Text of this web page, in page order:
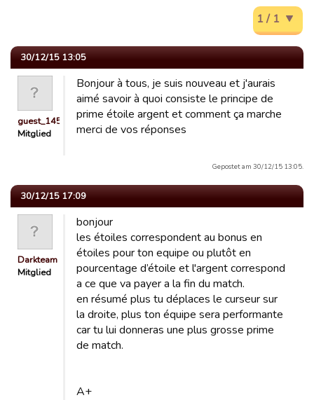
1 / 1
30/12/15 13:05
guest_1451141579292
Mitglied
Bonjour à tous, je suis nouveau et j'aurais
aimé savoir à quoi consiste le principe de
prime étoile argent et comment ça marche
merci de vos réponses
Gepostet am 30/12/15 13:05.
30/12/15 17:09
Darkteam
Mitglied
bonjour
les étoiles correspondent au bonus en
étoiles pour ton equipe ou plutôt en
pourcentage d’étoile et l'argent correspond
a ce que va payer a la fin du match.
en résumé plus tu déplaces le curseur sur
la droite, plus ton équipe sera performante
car tu lui donneras une plus grosse prime
de match.
A+